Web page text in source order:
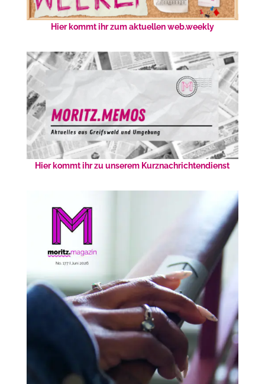
Hier kommt ihr zum aktuellen web.weekly
Hier kommt ihr zu unserem Kurznachrichtendienst